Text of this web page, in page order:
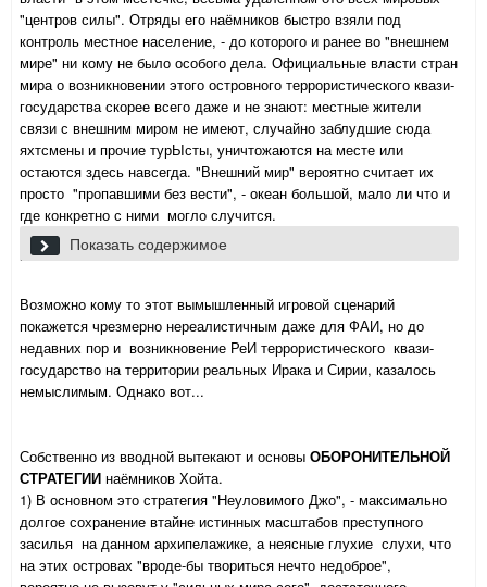
"центров силы". Отряды его наёмников быстро взяли под
контроль местное население, - до которого и ранее во "внешнем
мире" ни кому не было особого дела. Официальные власти стран
мира о возникновении этого островного террористического квази-
государства скорее всего даже и не знают: местные жители
связи с внешним миром не имеют, случайно заблудшие сюда
яхтсмены и прочие турЫсты, уничтожаются на месте или
остаются здесь навсегда. "Внешний мир" вероятно считает их
просто "пропавшими без вести", - океан большой, мало ли что и
где конкретно с ними могло случится.
Хотя янки как минимум уже подозревают неладное: там уже
присутствует некий агент ЦРУ, собирающий некие
(силовой) реакции в ближайшее время явно не предвидится.
Показать содержимое
Возможно кому то этот вымышленный игровой сценарий
покажется чрезмерно нереалистичным даже для ФАИ, но до
недавних пор и возникновение РеИ террористического квази-
государство на территории реальных Ирака и Сирии, казалось
немыслимым. Однако вот...
Собственно из вводной вытекают и основы ОБОРОНИТЕЛЬНОЙ
СТРАТЕГИИ наёмников Хойта.
1) В основном это стратегия "Неуловимого Джо", - максимально
долгое сохранение втайне истинных масштабов преступного
засилья на данном архипелажике, а неясные глухие слухи, что
на этих островах "вроде-бы твориться нечто недоброе",